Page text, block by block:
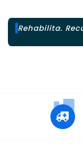
Rehabilita.